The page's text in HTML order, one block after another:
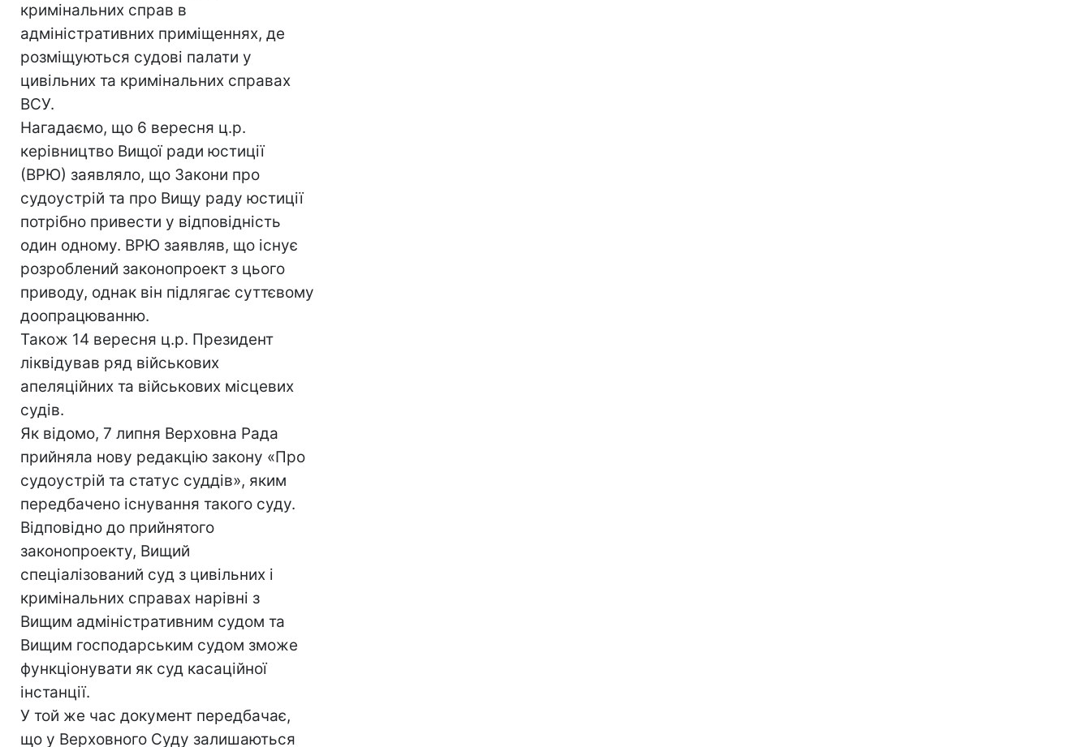
кримінальних справ в
адміністративних приміщеннях, де
розміщуються судові палати у
цивільних та кримінальних справах
ВСУ.
Нагадаємо, що 6 вересня ц.р.
керівництво Вищої ради юстиції
(ВРЮ) заявляло, що Закони про
судоустрій та про Вищу раду юстиції
потрібно привести у відповідність
один одному. ВРЮ заявляв, що існує
розроблений законопроект з цього
приводу, однак він підлягає суттєвому
доопрацюванню.
Також 14 вересня ц.р. Президент
ліквідував ряд військових
апеляційних та військових місцевих
судів.
Як відомо, 7 липня Верховна Рада
прийняла нову редакцію закону «Про
судоустрій та статус суддів», яким
передбачено існування такого суду.
Відповідно до прийнятого
законопроекту, Вищий
спеціалізований суд з цивільних і
кримінальних справах нарівні з
Вищим адміністративним судом та
Вищим господарським судом зможе
функціонувати як суд касаційної
інстанції.
У той же час документ передбачає,
що у Верховного Суду залишаються